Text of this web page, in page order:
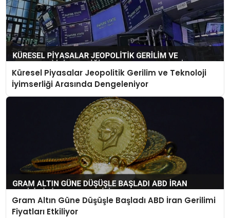
Küresel Piyasalar Jeopolitik Gerilim ve Teknoloji
İyimserliği Arasında Dengeleniyor
Gram Altın Güne Düşüşle Başladı ABD İran Gerilimi
Fiyatları Etkiliyor